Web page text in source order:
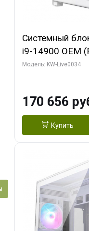
Системный
i9-14900 OEM
C24 16EC/
/ 1 ТБ SSD)
Модель: KW-Live0034
170 656
Купить